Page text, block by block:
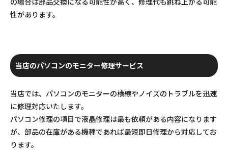
性があります。
当店のパソコンのモニター修理サービス
当店では、パソコンのモニターの横線やノイズのトラブルを迅速
に修理対応いたします。
パソコン修理の項目で液晶修理は最も依頼がある内容になります
が、部品の在庫がある機種であれば最短即日修理から対応してお
ります。